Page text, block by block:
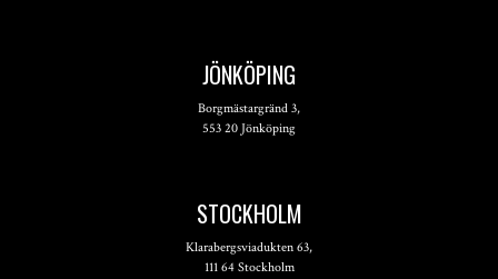
JÖNKÖPING
Borgmästargränd 3,
553 20 Jönköping
STOCKHOLM
Klarabergsviadukten 63,
111 64 Stockholm